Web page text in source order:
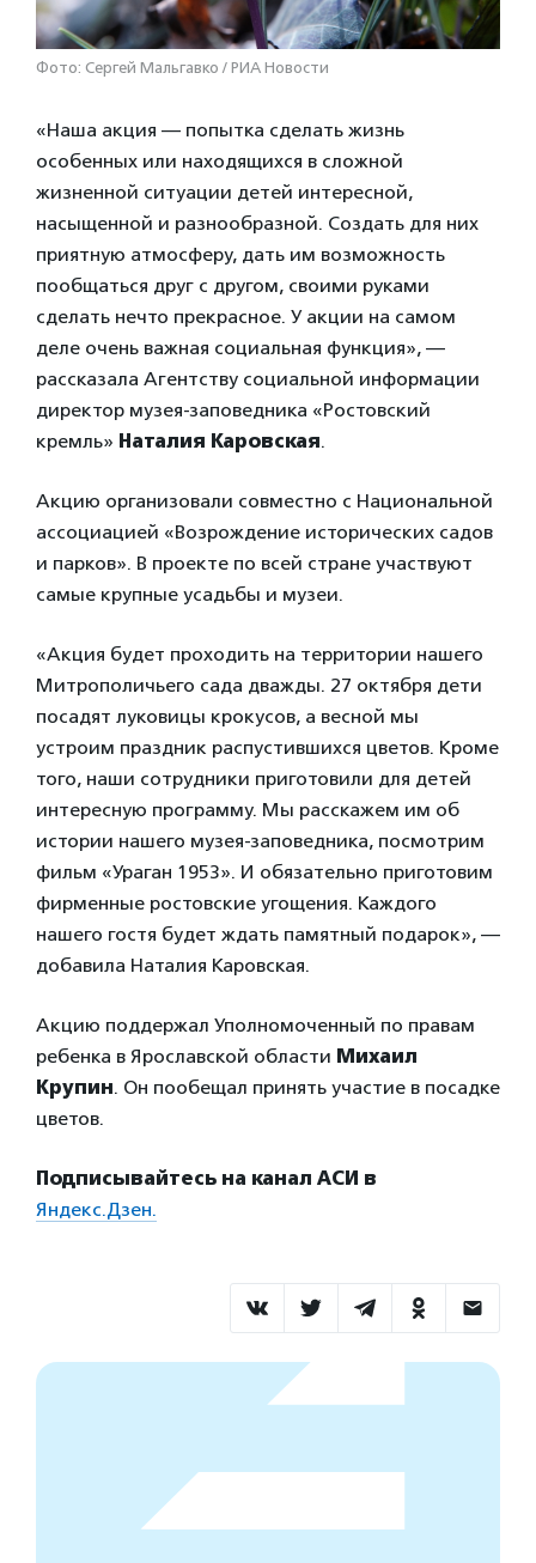
Фото: Сергей Мальгавко / РИА Новости
«Наша акция — попытка сделать жизнь
особенных или находящихся в сложной
жизненной ситуации детей интересной,
насыщенной и разнообразной. Создать для них
приятную атмосферу, дать им возможность
пообщаться друг с другом, своими руками
сделать нечто прекрасное. У акции на самом
деле очень важная социальная функция», —
рассказала Агентству социальной информации
директор музея-заповедника «Ростовский
кремль» Наталия Каровская.
Акцию организовали совместно с Национальной
ассоциацией «Возрождение исторических садов
и парков». В проекте по всей стране участвуют
самые крупные усадьбы и музеи.
«Акция будет проходить на территории нашего
Митрополичьего сада дважды. 27 октября дети
посадят луковицы крокусов, а весной мы
устроим праздник распустившихся цветов. Кроме
того, наши сотрудники приготовили для детей
интересную программу. Мы расскажем им об
истории нашего музея-заповедника, посмотрим
фильм «Ураган 1953». И обязательно приготовим
фирменные ростовские угощения. Каждого
нашего гостя будет ждать памятный подарок», —
добавила Наталия Каровская.
Акцию поддержал Уполномоченный по правам
ребенка в Ярославской области Михаил
Крупин. Он пообещал принять участие в посадке
цветов.
Подписывайтесь на канал АСИ в
Яндекс.Дзен.